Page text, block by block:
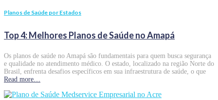
Planos de Saúde por Estados
Top 4: Melhores Planos de Saúde no Amapá
Os planos de saúde no Amapá são fundamentais para quem busca segurança
e qualidade no atendimento médico. O estado, localizado na região Norte do
Brasil, enfrenta desafios específicos em sua infraestrutura de saúde, o que
Read more…